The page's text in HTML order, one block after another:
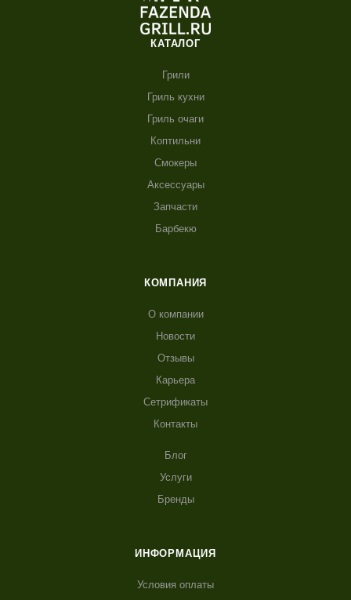
КАТАЛОГ
Грили
Гриль кухни
Гриль очаги
Коптильни
Смокеры
Аксессуары
Запчасти
Барбекю
КОМПАНИЯ
О компании
Новости
Отзывы
Карьера
Сетрификаты
Контакты
Блог
Услуги
Бренды
ИНФОРМАЦИЯ
Условия оплаты